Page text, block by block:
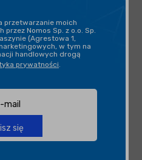
przetwarzanie moich
przez Nomos Sp. z o.o. Sp.
(Agrestowa 1,
w tym na
handlowych drogą
prywatności.
się